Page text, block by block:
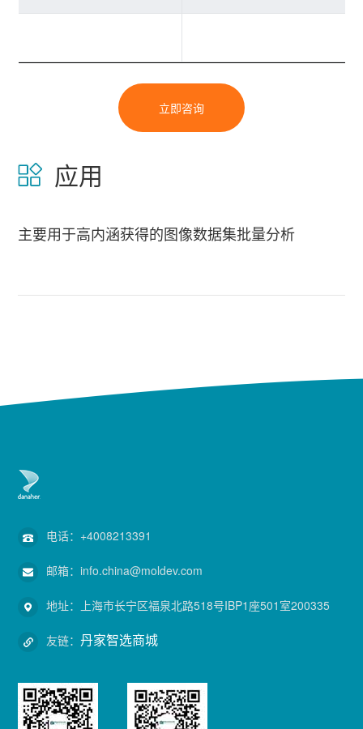
立即咨询
应用
主要用于高内涵获得的图像数据集批量分析
电话： +4008213391
邮箱：info.china@moldev.com
地址： 上海市长宁区福泉北路518号IBP1座501室200335
友链：丹家智选商城